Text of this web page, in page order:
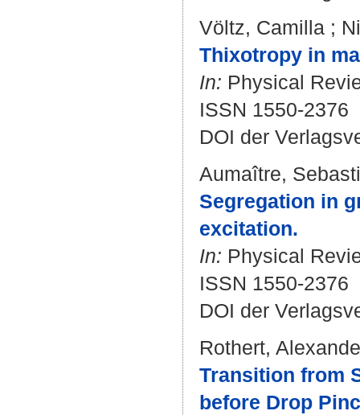
Völtz, Camilla ;
Thixotropy in
In: Physical
ISSN 1550-2376
DOI der
Aumaître,
Segregation in
excitation.
In: Physical
ISSN 1550-2376
DOI der
Rothert,
Transition from
before Drop